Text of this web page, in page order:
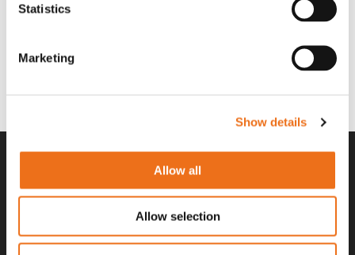
Statistics
Marketing
Show details
Allow all
Allow selection